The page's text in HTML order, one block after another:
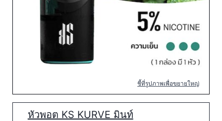
ชี้ที่รูปภาพเพื่อขยายใหญ่
หัวพอต KS KURVE มินท์